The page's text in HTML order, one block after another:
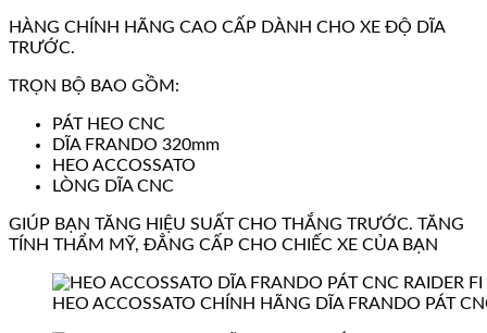
HÀNG CHÍNH HÃNG CAO CẤP DÀNH CHO XE ĐỘ DĨA
TRƯỚC.
TRỌN BỘ BAO GỒM:
PÁT HEO CNC
DĨA FRANDO 320mm
HEO ACCOSSATO
LÒNG DĨA CNC
GIÚP BẠN TĂNG HIỆU SUẤT CHO THẮNG TRƯỚC. TĂNG
TÍNH THẨM MỸ, ĐẲNG CẤP CHO CHIẾC XE CỦA BẠN
HEO ACCOSSATO CHÍNH HÃNG DĨA FRANDO PÁT